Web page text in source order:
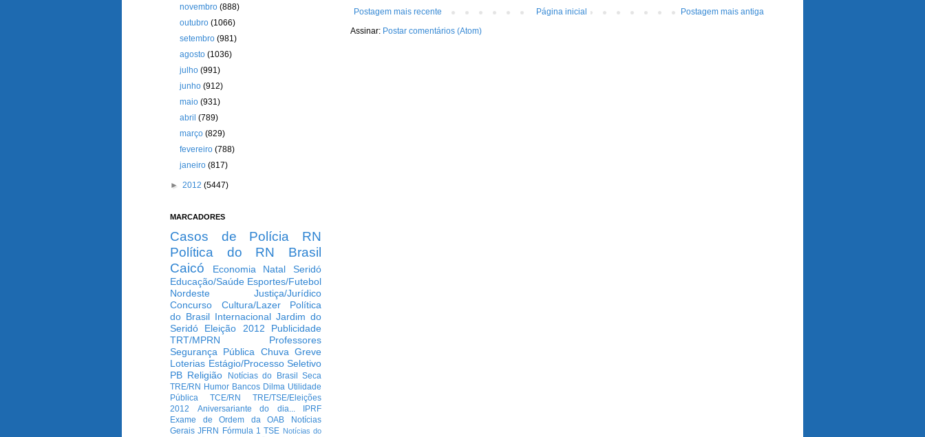
Postagem mais recente Postagem mais antiga
Página inicial
Assinar: Postar comentários (Atom)
novembro(888)
outubro(1066)
setembro(981)
agosto(1036)
julho(991)
junho(912)
maio(931)
abril(789)
março(829)
fevereiro(788)
janeiro(817)
► 2012 (5447)
MARCADORES
Casos de Polícia
RN
Política do RN
Brasil
Caicó
Economia Natal
Seridó
Educação/Saúde Esportes/Futebol
Nordeste
Justiça/Jurídico
Concurso
Cultura/Lazer
Política
do Brasil Internacional Jardim do
Seridó
Eleição 2012
Publicidade
TRT/MPRN
Professores
Segurança Pública Chuva Greve
Loterias Estágio/Processo Seletivo
PB Religião Notícias do Brasil
Seca
TRE/RN Humor Bancos Dilma Utilidade
Pública
TCE/RN
TRE/TSE/Eleições
2012
Aniversariante do dia...
IPRF
Exame de Ordem da OAB
Notícias
Gerais JFRN Fórmula 1 TSE Notícias do